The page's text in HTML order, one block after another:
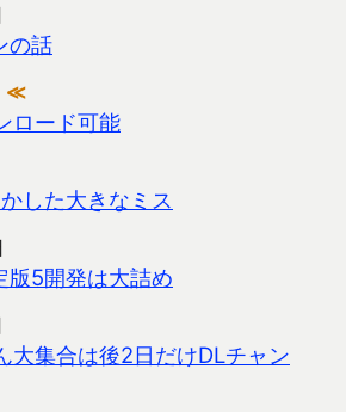
の話
≪
ロード可能
した大きなミス
版5開発は大詰め
大集合は後2日だけDLチャン